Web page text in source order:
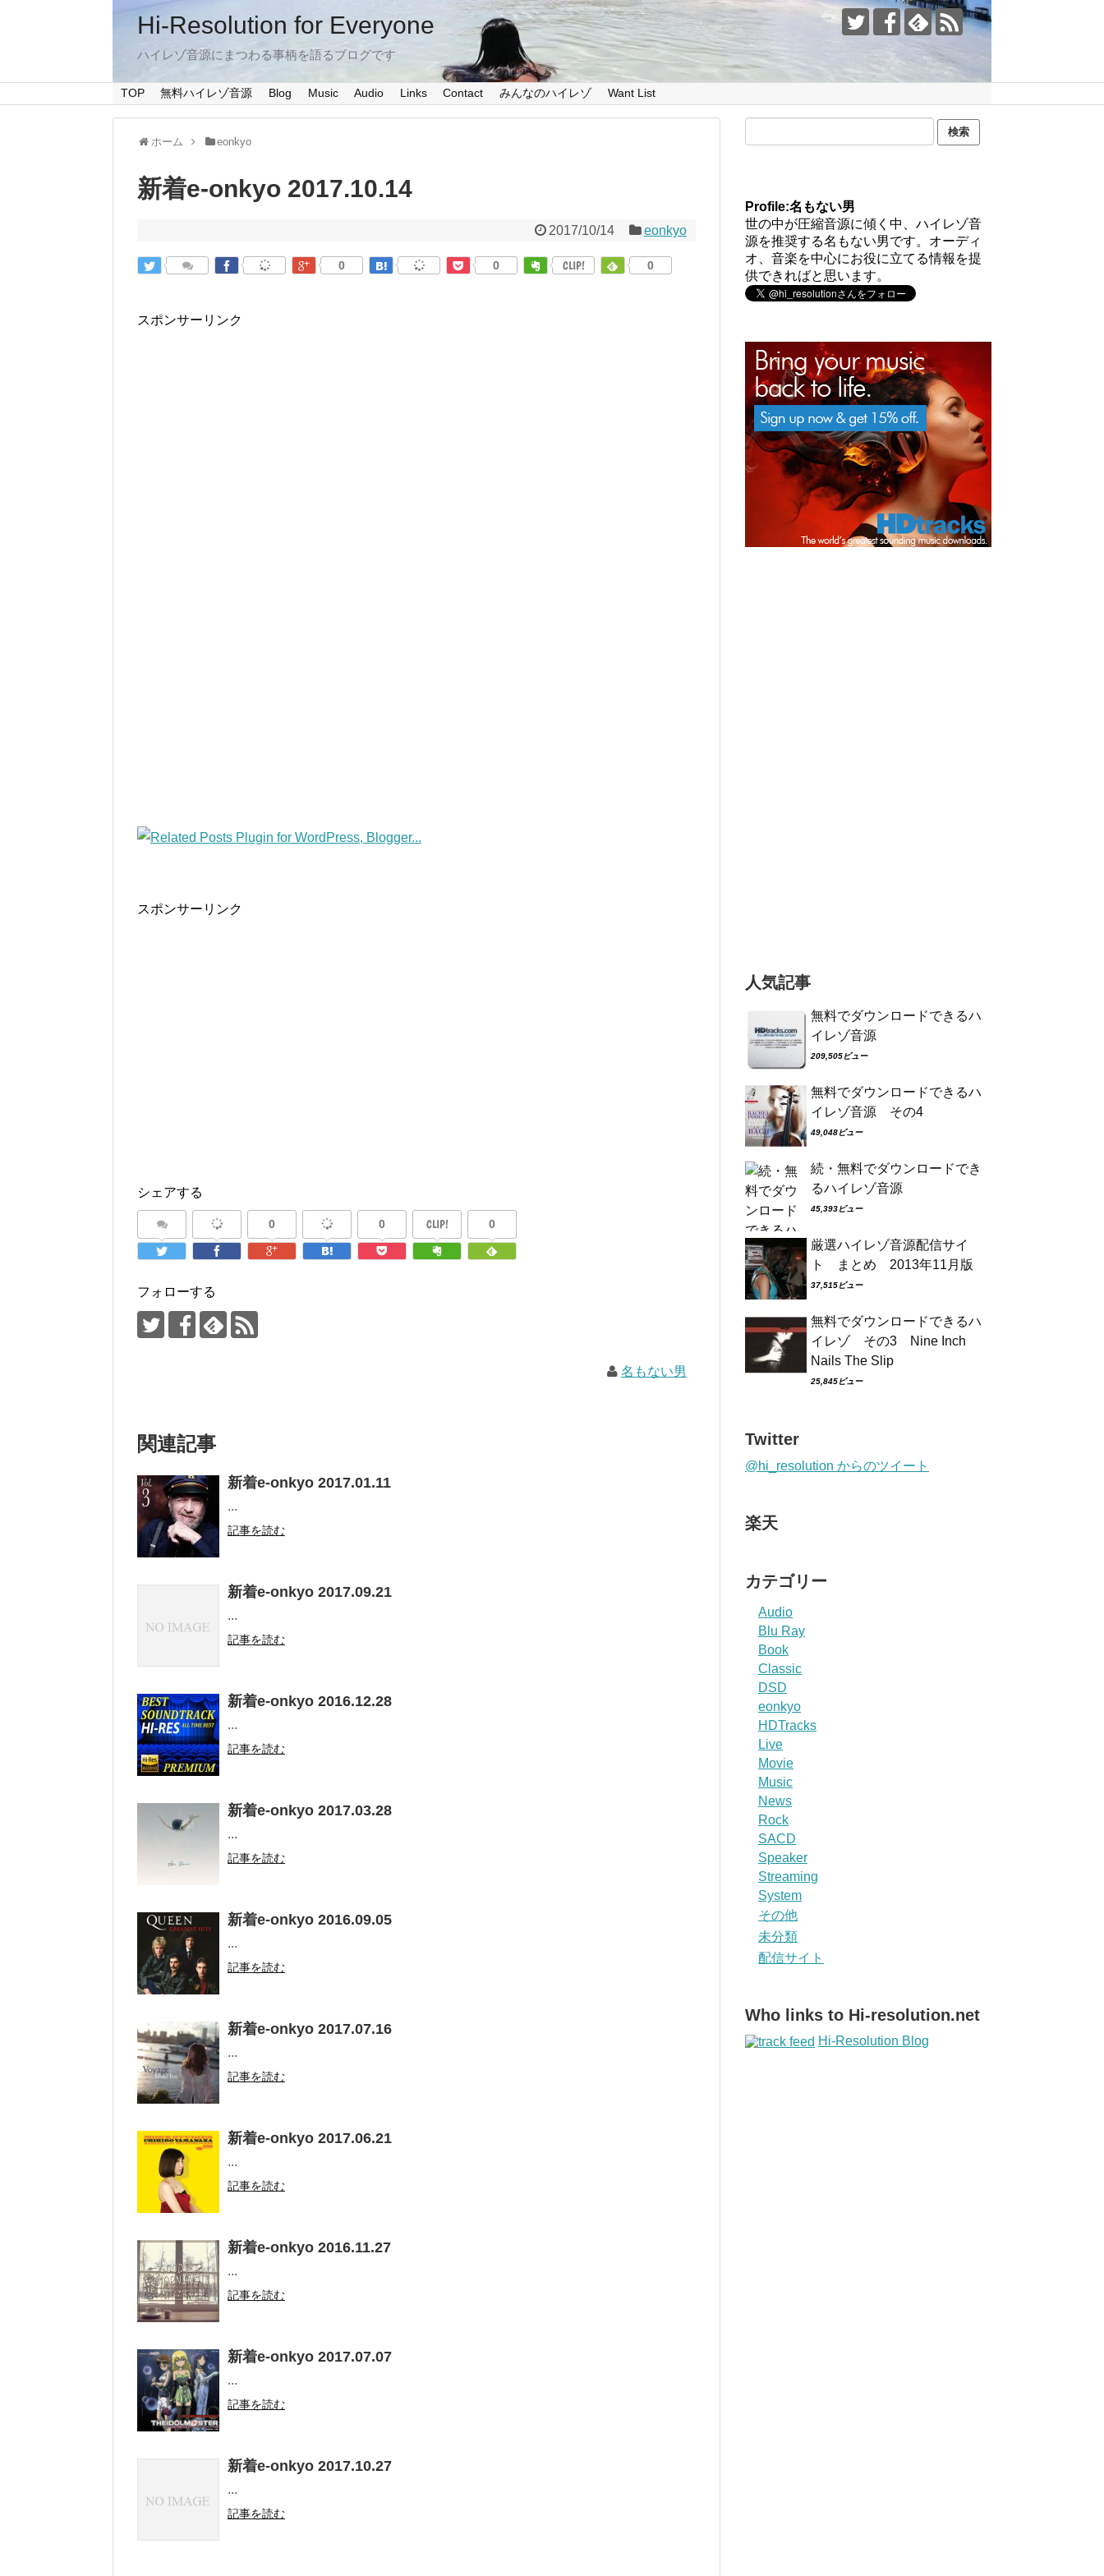
Hi-Resolution for Everyone
ハイレゾ音源にまつわる事柄を語るブログです
TOP 無料ハイレゾ音源 Blog Music Audio Links Contact みんなのハイレゾ Want List
ホーム eonkyo
新着e-onkyo 2017.10.14
2017/10/14 eonkyo
0 0 CLIP! 0
スポンサーリンク
スポンサーリンク
シェアする
0 0 CLIP! 0
フォローする
名もない男
関連記事
新着e-onkyo 2017.01.11
...
記事を読む
新着e-onkyo 2017.09.21
...
記事を読む
新着e-onkyo 2016.12.28
...
記事を読む
新着e-onkyo 2017.03.28
...
記事を読む
新着e-onkyo 2016.09.05
...
記事を読む
新着e-onkyo 2017.07.16
...
記事を読む
新着e-onkyo 2017.06.21
...
記事を読む
新着e-onkyo 2016.11.27
...
記事を読む
新着e-onkyo 2017.07.07
...
記事を読む
新着e-onkyo 2017.10.27
...
記事を読む
Profile:名もない男
世の中が圧縮音源に傾く中、ハイレゾ音
源を推奨する名もない男です。オーディ
オ、音楽を中心にお役に立てる情報を提
供できればと思います。
人気記事
無料でダウンロードできるハ
イレゾ音源
209,505ビュー
無料でダウンロードできるハ
イレゾ音源 その4
49,048ビュー
続・無料でダウンロードでき
るハイレゾ音源
45,393ビュー
厳選ハイレゾ音源配信サイ
ト まとめ 2013年11月版
37,515ビュー
無料でダウンロードできるハ
イレゾ その3 Nine Inch
Nails The Slip
25,845ビュー
Twitter
@hi_resolution からのツイート
楽天
カテゴリー
Audio
Blu Ray
Book
Classic
DSD
eonkyo
HDTracks
Live
Movie
Music
News
Rock
SACD
Speaker
Streaming
System
その他
未分類
配信サイト
Who links to Hi-resolution.net
Hi-Resolution Blog